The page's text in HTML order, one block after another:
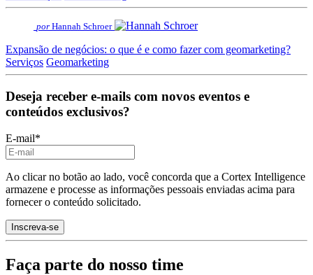
por Hannah Schroer
Expansão de negócios: o que é e como fazer com geomarketing?
Serviços Geomarketing
Deseja receber e-mails com novos eventos e
conteúdos exclusivos?
E-mail*
Ao clicar no botão ao lado, você concorda que a Cortex Intelligence
armazene e processe as informações pessoais enviadas acima para
fornecer o conteúdo solicitado.
Faça parte do nosso time